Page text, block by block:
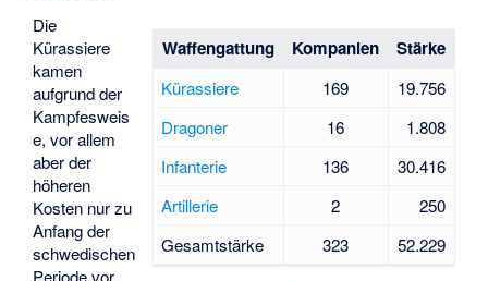
Waffengattung Kompanien Stärke
Kürassiere 169
19.756
Dragoner
16
1.808
Infanterie
136
30.416
Artillerie
2
250
Gesamtstärke
323 52.229
Die
Kürassiere
kamen
aufgrund der
Kampfesweis
e, vor allem
aber der
höheren
Kosten nur zu
Anfang der
schwedischen
Periode vor.